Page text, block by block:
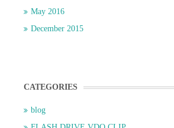
May 2016
December 2015
CATEGORIES
blog